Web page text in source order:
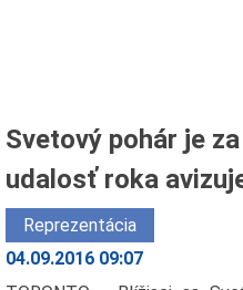
Svetový pohár je
udalosť roka
Reprezentácia
04.09.2016 09:07